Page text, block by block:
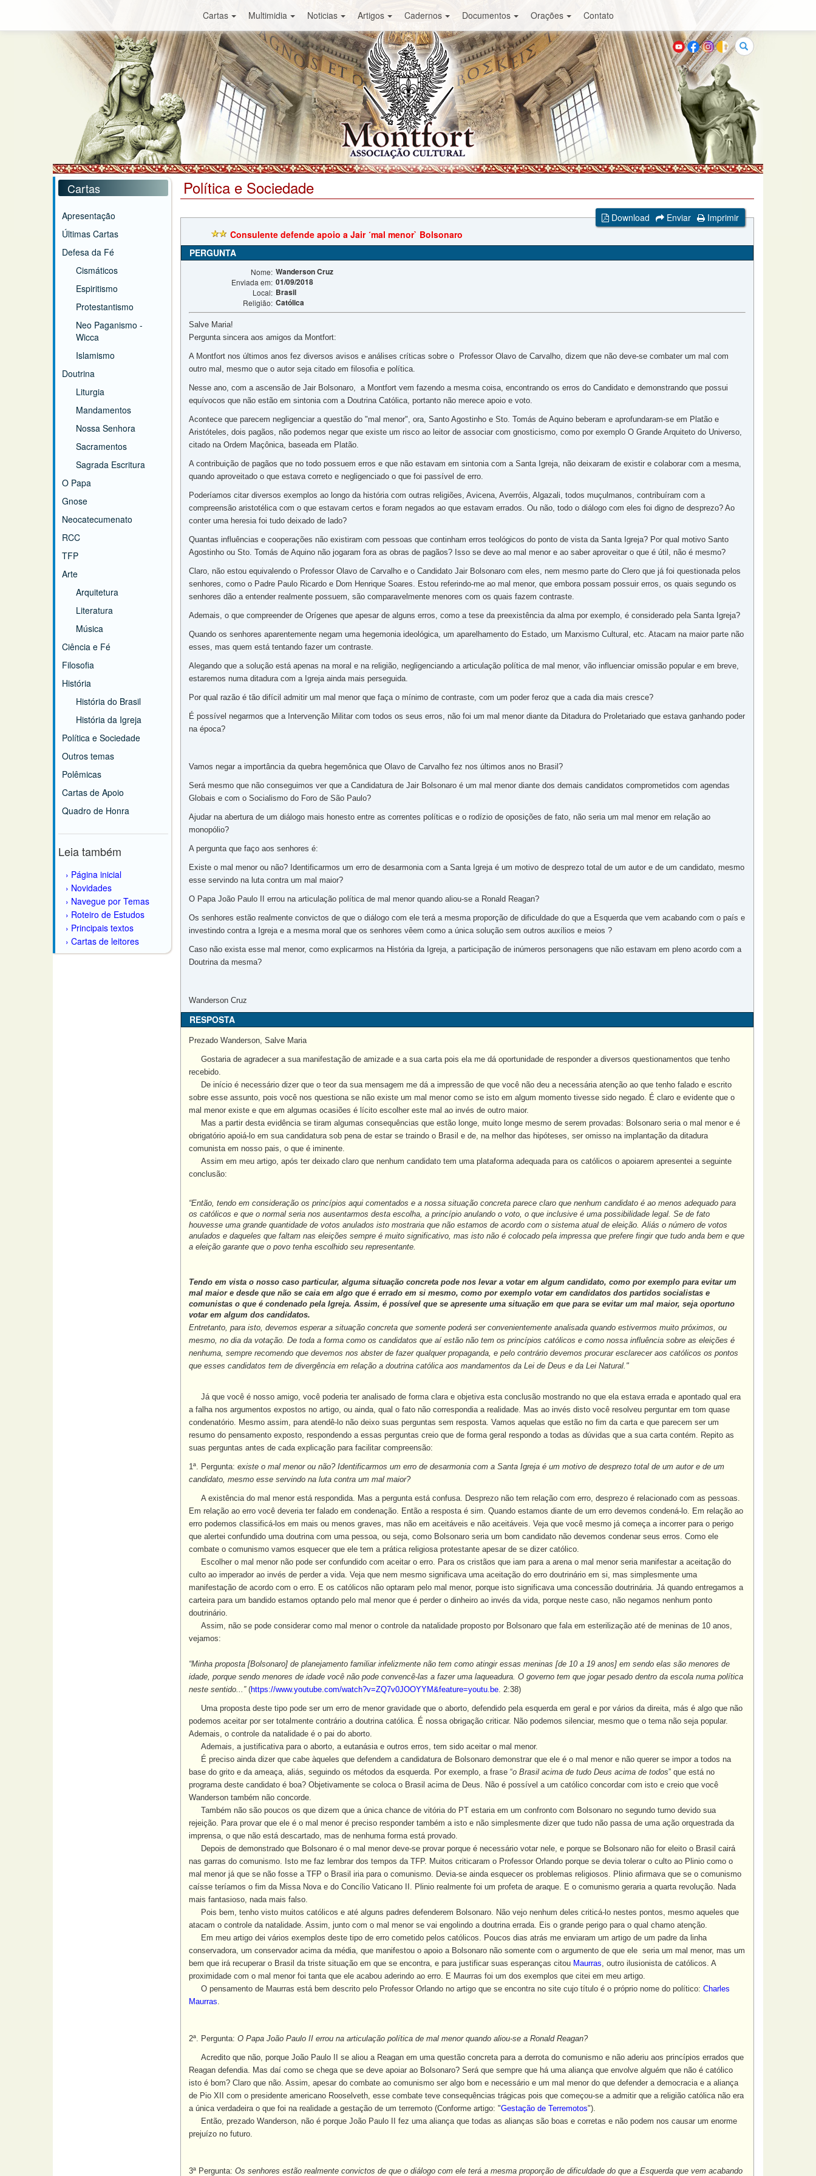
Cartas Multimidia Noticias Artigos Cadernos Documentos Orações Contato
Buscar
Cartas
Apresentação
Últimas Cartas
Defesa da Fé
Cismáticos
Espiritismo
Protestantismo
Neo Paganismo -
Wicca
Islamismo
Doutrina
Liturgia
Mandamentos
Nossa Senhora
Sacramentos
Sagrada Escritura
O Papa
Gnose
Neocatecumenato
RCC
TFP
Arte
Arquitetura
Literatura
Música
Ciência e Fé
Filosofia
História
História do Brasil
História da Igreja
Política e Sociedade
Outros temas
Polêmicas
Cartas de Apoio
Quadro de Honra
Leia também
Página inicial
Novidades
Navegue por Temas
Roteiro de Estudos
Principais textos
Cartas de leitores
Política e Sociedade
Download Enviar
Imprimir
Consulente defende apoio a Jair ´mal menor` Bolsonaro
PERGUNTA
Nome: Wanderson Cruz
Enviada em: 01/09/2018
Local: Brasil
Religião: Católica
Salve Maria!
Pergunta sincera aos amigos da Montfort:
A Montfort nos últimos anos fez diversos avisos e análises críticas sobre o Professor Olavo de Carvalho, dizem que não deve-se combater um mal com
outro mal, mesmo que o autor seja citado em filosofia e política.
Nesse ano, com a ascensão de Jair Bolsonaro, a Montfort vem fazendo a mesma coisa, encontrando os erros do Candidato e demonstrando que possui
equívocos que não estão em sintonia com a Doutrina Católica, portanto não merece apoio e voto.
Acontece que parecem negligenciar a questão do "mal menor", ora, Santo Agostinho e Sto. Tomás de Aquino beberam e aprofundaram-se em Platão e
Aristóteles, dois pagãos, não podemos negar que existe um risco ao leitor de associar com gnosticismo, como por exemplo O Grande Arquiteto do Universo,
citado na Ordem Maçônica, baseada em Platão.
A contribuição de pagãos que no todo possuem erros e que não estavam em sintonia com a Santa Igreja, não deixaram de existir e colaborar com a mesma,
quando aproveitado o que estava correto e negligenciado o que foi passível de erro.
Poderíamos citar diversos exemplos ao longo da história com outras religiões, Avicena, Averróis, Algazali, todos muçulmanos, contribuíram com a
compreensão aristotélica com o que estavam certos e foram negados ao que estavam errados. Ou não, todo o diálogo com eles foi digno de desprezo? Ao
conter uma heresia foi tudo deixado de lado?
Quantas influências e cooperações não existiram com pessoas que continham erros teológicos do ponto de vista da Santa Igreja? Por qual motivo Santo
Agostinho ou Sto. Tomás de Aquino não jogaram fora as obras de pagãos? Isso se deve ao mal menor e ao saber aproveitar o que é útil, não é mesmo?
Claro, não estou equivalendo o Professor Olavo de Carvalho e o Candidato Jair Bolsonaro com eles, nem mesmo parte do Clero que já foi questionada pelos
senhores, como o Padre Paulo Ricardo e Dom Henrique Soares. Estou referindo-me ao mal menor, que embora possam possuir erros, os quais segundo os
senhores dão a entender realmente possuem, são comparavelmente menores com os quais fazem contraste.
Ademais, o que compreender de Orígenes que apesar de alguns erros, como a tese da preexistência da alma por exemplo, é considerado pela Santa Igreja?
Quando os senhores aparentemente negam uma hegemonia ideológica, um aparelhamento do Estado, um Marxismo Cultural, etc. Atacam na maior parte não
esses, mas quem está tentando fazer um contraste.
Alegando que a solução está apenas na moral e na religião, negligenciando a articulação política de mal menor, vão influenciar omissão popular e em breve,
estaremos numa ditadura com a Igreja ainda mais perseguida.
Por qual razão é tão difícil admitir um mal menor que faça o mínimo de contraste, com um poder feroz que a cada dia mais cresce?
É possível negarmos que a Intervenção Militar com todos os seus erros, não foi um mal menor diante da Ditadura do Proletariado que estava ganhando poder
na época?
Vamos negar a importância da quebra hegemônica que Olavo de Carvalho fez nos últimos anos no Brasil?
Será mesmo que não conseguimos ver que a Candidatura de Jair Bolsonaro é um mal menor diante dos demais candidatos comprometidos com agendas
Globais e com o Socialismo do Foro de São Paulo?
Ajudar na abertura de um diálogo mais honesto entre as correntes políticas e o rodízio de oposições de fato, não seria um mal menor em relação ao
monopólio?
A pergunta que faço aos senhores é:
Existe o mal menor ou não? Identificarmos um erro de desarmonia com a Santa Igreja é um motivo de desprezo total de um autor e de um candidato, mesmo
esse servindo na luta contra um mal maior?
O Papa João Paulo II errou na articulação política de mal menor quando aliou-se a Ronald Reagan?
Os senhores estão realmente convictos de que o diálogo com ele terá a mesma proporção de dificuldade do que a Esquerda que vem acabando com o país e
investindo contra a Igreja e a mesma moral que os senhores vêem como a única solução sem outros auxílios e meios ?
Caso não exista esse mal menor, como explicarmos na História da Igreja, a participação de inúmeros personagens que não estavam em pleno acordo com a
Doutrina da mesma?
Wanderson Cruz
RESPOSTA
Prezado Wanderson, Salve Maria
Gostaria de agradecer a sua manifestação de amizade e a sua carta pois ela me dá oportunidade de responder a diversos questionamentos que tenho
recebido.
De início é necessário dizer que o teor da sua mensagem me dá a impressão de que você não deu a necessária atenção ao que tenho falado e escrito
sobre esse assunto, pois você nos questiona se não existe um mal menor como se isto em algum momento tivesse sido negado. É claro e evidente que o
mal menor existe e que em algumas ocasiões é lícito escolher este mal ao invés de outro maior.
Mas a partir desta evidência se tiram algumas consequências que estão longe, muito longe mesmo de serem provadas: Bolsonaro seria o mal menor e é
obrigatório apoiá-lo em sua candidatura sob pena de estar se traindo o Brasil e de, na melhor das hipóteses, ser omisso na implantação da ditadura
comunista em nosso pais, o que é iminente.
Assim em meu artigo, após ter deixado claro que nenhum candidato tem uma plataforma adequada para os católicos o apoiarem apresentei a seguinte
conclusão:
“Então, tendo em consideração os princípios aqui comentados e a nossa situação concreta parece claro que nenhum candidato é ao menos adequado para
os católicos e que o normal seria nos ausentarmos desta escolha, a princípio anulando o voto, o que inclusive é uma possibilidade legal. Se de fato
houvesse uma grande quantidade de votos anulados isto mostraria que não estamos de acordo com o sistema atual de eleição. Aliás o número de votos
anulados e daqueles que faltam nas eleições sempre é muito significativo, mas isto não é colocado pela impressa que prefere fingir que tudo anda bem e que
a eleição garante que o povo tenha escolhido seu representante.
Tendo em vista o nosso caso particular, alguma situação concreta pode nos levar a votar em algum candidato, como por exemplo para evitar um
mal maior e desde que não se caia em algo que é errado em si mesmo, como por exemplo votar em candidatos dos partidos socialistas e
comunistas o que é condenado pela Igreja. Assim, é possível que se apresente uma situação em que para se evitar um mal maior, seja oportuno
votar em algum dos candidatos.
Entretanto, para isto, devemos esperar a situação concreta que somente poderá ser convenientemente analisada quando estivermos muito próximos, ou
mesmo, no dia da votação. De toda a forma como os candidatos que aí estão não tem os princípios católicos e como nossa influência sobre as eleições é
nenhuma, sempre recomendo que devemos nos abster de fazer qualquer propaganda, e pelo contrário devemos procurar esclarecer aos católicos os pontos
que esses candidatos tem de divergência em relação a doutrina católica aos mandamentos da Lei de Deus e da Lei Natural."
Já que você é nosso amigo, você poderia ter analisado de forma clara e objetiva esta conclusão mostrando no que ela estava errada e apontado qual era
a falha nos argumentos expostos no artigo, ou ainda, qual o fato não correspondia a realidade. Mas ao invés disto você resolveu perguntar em tom quase
condenatório. Mesmo assim, para atendê-lo não deixo suas perguntas sem resposta. Vamos aquelas que estão no fim da carta e que parecem ser um
resumo do pensamento exposto, respondendo a essas perguntas creio que de forma geral respondo a todas as dúvidas que a sua carta contém. Repito as
suas perguntas antes de cada explicação para facilitar compreensão:
1ª. Pergunta: existe o mal menor ou não? Identificarmos um erro de desarmonia com a Santa Igreja é um motivo de desprezo total de um autor e de um
candidato, mesmo esse servindo na luta contra um mal maior?
A existência do mal menor está respondida. Mas a pergunta está confusa. Desprezo não tem relação com erro, desprezo é relacionado com as pessoas.
Em relação ao erro você deveria ter falado em condenação. Então a resposta é sim. Quando estamos diante de um erro devemos condená-lo. Em relação ao
erro podemos classificá-los em mais ou menos graves, mas não em aceitáveis e não aceitáveis. Veja que você mesmo já começa a incorrer para o perigo
que alertei confundido uma doutrina com uma pessoa, ou seja, como Bolsonaro seria um bom candidato não devemos condenar seus erros. Como ele
combate o comunismo vamos esquecer que ele tem a prática religiosa protestante apesar de se dizer católico.
Escolher o mal menor não pode ser confundido com aceitar o erro. Para os cristãos que iam para a arena o mal menor seria manifestar a aceitação do
culto ao imperador ao invés de perder a vida. Veja que nem mesmo significava uma aceitação do erro doutrinário em si, mas simplesmente uma
manifestação de acordo com o erro. E os católicos não optaram pelo mal menor, porque isto significava uma concessão doutrinária. Já quando entregamos a
carteira para um bandido estamos optando pelo mal menor que é perder o dinheiro ao invés da vida, porque neste caso, não negamos nenhum ponto
doutrinário.
Assim, não se pode considerar como mal menor o controle da natalidade proposto por Bolsonaro que fala em esterilização até de meninas de 10 anos,
vejamos:
“Minha proposta [Bolsonaro] de planejamento familiar infelizmente não tem como atingir essas meninas [de 10 a 19 anos] em sendo elas são menores de
idade, porque sendo menores de idade você não pode convencê-las a fazer uma laqueadura. O governo tem que jogar pesado dentro da escola numa política
neste sentido...”(https://www.youtube.com/watch?v=ZQ7v0JOOYYM&feature=youtu.be. 2:38)
Uma proposta deste tipo pode ser um erro de menor gravidade que o aborto, defendido pela esquerda em geral e por vários da direita, más é algo que não
podemos aceitar por ser totalmente contrário a doutrina católica. É nossa obrigação criticar. Não podemos silenciar, mesmo que o tema não seja popular.
Ademais, o controle da natalidade é o pai do aborto.
Ademais, a justificativa para o aborto, a eutanásia e outros erros, tem sido aceitar o mal menor.
É preciso ainda dizer que cabe àqueles que defendem a candidatura de Bolsonaro demonstrar que ele é o mal menor e não querer se impor a todos na
base do grito e da ameaça, aliás, seguindo os métodos da esquerda. Por exemplo, a frase “o Brasil acima de tudo Deus acima de todos” que está no
programa deste candidato é boa? Objetivamente se coloca o Brasil acima de Deus. Não é possível a um católico concordar com isto e creio que você
Wanderson também não concorde.
Também não são poucos os que dizem que a única chance de vitória do PT estaria em um confronto com Bolsonaro no segundo turno devido sua
rejeição. Para provar que ele é o mal menor é preciso responder também a isto e não simplesmente dizer que tudo não passa de uma ação orquestrada da
imprensa, o que não está descartado, mas de nenhuma forma está provado.
Depois de demonstrado que Bolsonaro é o mal menor deve-se provar porque é necessário votar nele, e porque se Bolsonaro não for eleito o Brasil cairá
nas garras do comunismo. Isto me faz lembrar dos tempos da TFP. Muitos criticaram o Professor Orlando porque se devia tolerar o culto ao Plinio como o
mal menor já que se não fosse a TFP o Brasil iria para o comunismo. Devia-se ainda esquecer os problemas religiosos. Plinio afirmava que se o comunismo
caísse teríamos o fim da Missa Nova e do Concílio Vaticano II. Plinio realmente foi um profeta de araque. E o comunismo geraria a quarta revolução. Nada
mais fantasioso, nada mais falso.
Pois bem, tenho visto muitos católicos e até alguns padres defenderem Bolsonaro. Não vejo nenhum deles criticá-lo nestes pontos, mesmo aqueles que
atacam o controle da natalidade. Assim, junto com o mal menor se vai engolindo a doutrina errada. Eis o grande perigo para o qual chamo atenção.
Em meu artigo dei vários exemplos deste tipo de erro cometido pelos católicos. Poucos dias atrás me enviaram um artigo de um padre da linha
conservadora, um conservador acima da média, que manifestou o apoio a Bolsonaro não somente com o argumento de que ele seria um mal menor, mas um
bem que irá recuperar o Brasil da triste situação em que se encontra, e para justificar suas esperanças citou Maurras, outro ilusionista de católicos. A
proximidade com o mal menor foi tanta que ele acabou aderindo ao erro. E Maurras foi um dos exemplos que citei em meu artigo.
O pensamento de Maurras está bem descrito pelo Professor Orlando no artigo que se encontra no site cujo título é o próprio nome do político: Charles
Maurras.
2ª. Pergunta: O Papa João Paulo II errou na articulação política de mal menor quando aliou-se a Ronald Reagan?
Acredito que não, porque João Paulo II se aliou a Reagan em uma questão concreta para a derrota do comunismo e não aderiu aos princípios errados que
Reagan defendia. Mas daí como se chega que se deve apoiar ao Bolsonaro? Será que sempre que há uma aliança que envolve alguém que não é católico
isto é bom? Claro que não. Assim, apesar do combate ao comunismo ser algo bom e necessário e um mal menor do que defender a democracia e a aliança
de Pio XII com o presidente americano Rooselveth, esse combate teve consequências trágicas pois que começou-se a admitir que a religião católica não era
a única verdadeira o que foi na realidade a gestação de um terremoto (Conforme artigo: "Gestação de Terremotos").
Então, prezado Wanderson, não é porque João Paulo II fez uma aliança que todas as alianças são boas e corretas e não podem nos causar um enorme
prejuízo no futuro.
3ª Pergunta: Os senhores estão realmente convictos de que o diálogo com ele terá a mesma proporção de dificuldade do que a Esquerda que vem acabando